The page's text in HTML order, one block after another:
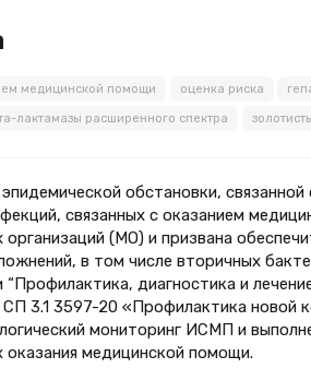
медицинской помощи оценка риска
лактамазы расширенного спектра
обстановки,
связанных с оказанием
(МО) и призвана
в том числе вторичных
диагностика и
и СП 3.1 3597-20 «Профилактика
мониторинг ИСМП и
оказания медицинской помощи.